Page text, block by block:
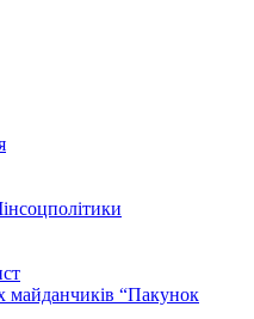
майданчиків “Пакунок